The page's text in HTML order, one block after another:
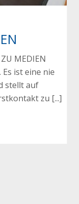
MEDIEN
ist eine nie
stellt auf
zu [...]